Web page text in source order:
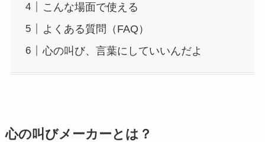
こんな場面で使える
よくある質問（FAQ）
心の叫び、言葉にしていいんだよ
心の叫びメーカーとは？